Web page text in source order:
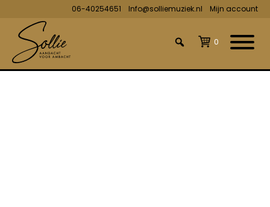
06-40254651 Info@solliemuziek.nl Mijn account
0